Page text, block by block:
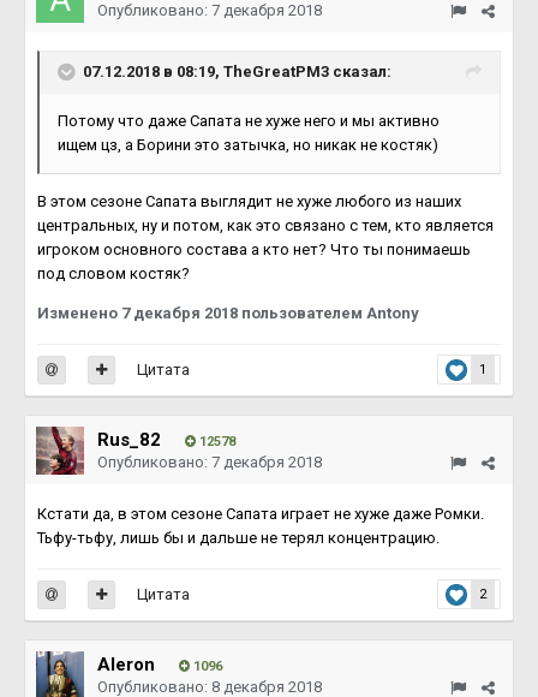
Опубликовано: 7 декабря 2018
07.12.2018 в 08:19, TheGreatPM3 сказал:
Потому что даже Сапата не хуже него и мы активно
ищем цз, а Борини это затычка, но никак не костяк)
В этом сезоне Сапата выглядит не хуже любого из наших
центральных, ну и потом, как это связано с тем, кто является
игроком основного состава а кто нет? Что ты понимаешь
под словом костяк?
Изменено 7 декабря 2018 пользователем Antony
1
Цитата
Rus_82 12578
Опубликовано: 7 декабря 2018
Кстати да, в этом сезоне Сапата играет не хуже даже Ромки.
Тьфу-тьфу, лишь бы и дальше не терял концентрацию.
2
Цитата
Aleron 1096
Опубликовано: 8 декабря 2018